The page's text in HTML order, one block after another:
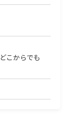
こからでも